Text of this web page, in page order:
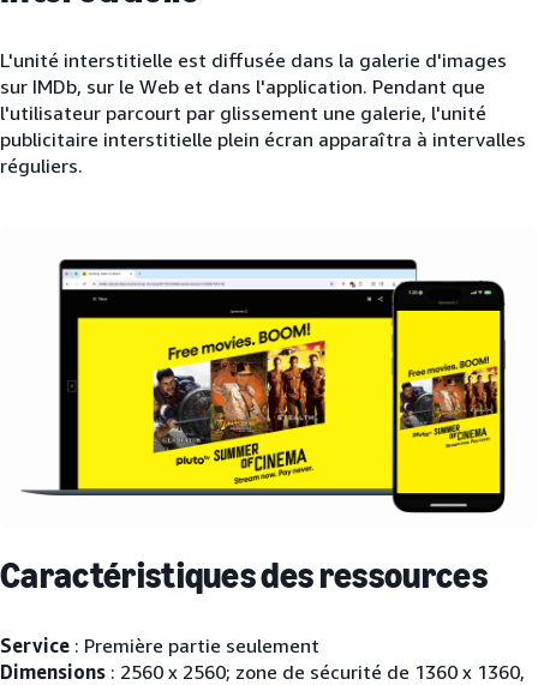
L'unité interstitielle est diffusée dans la galerie d'images
sur IMDb, sur le Web et dans l'application. Pendant que
l'utilisateur parcourt par glissement une galerie, l'unité
publicitaire interstitielle plein écran apparaîtra à intervalles
réguliers.
Caractéristiques des ressources
Service : Première partie seulement
Dimensions : 2560 x 2560; zone de sécurité de 1360 x 1360,